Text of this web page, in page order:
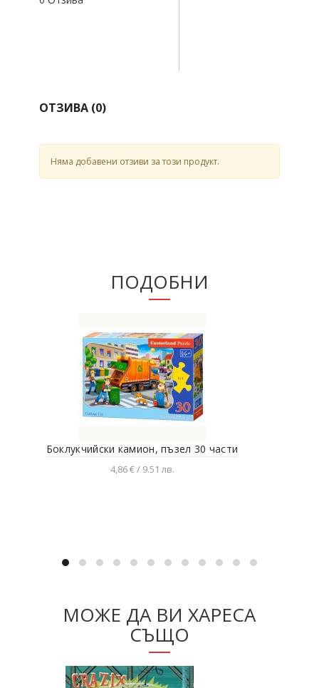
ОТЗИВА (0)
Няма добавени отзиви за този продукт.
ПОДОБНИ
Боклукчийски камион, пъзел 30 части
4,86 € / 9.51 лв.
МОЖЕ ДА ВИ ХАРЕСА
СЪЩО